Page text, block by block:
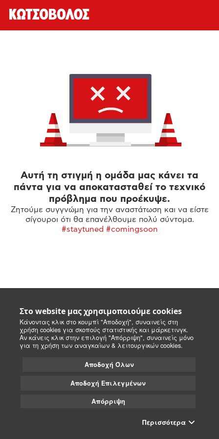
Στο website μας χρησιμοποιούμε cookies
Κάνοντας κλικ στο κουμπί "Αποδοχή", συναινείς στη
χρήση cookies για σκοπούς στατιστικής και μάρκετινγκ.
Αν κάνεις κλικ στην επιλογή "Απόρριψη", συναινείς μόνο
για τη χρήση των αναγκαίων & λειτουργικών cookies.
Αποδοχή Όλων
Αποδοχή Επιλεγμένων
Απόρριψη
Περισσότερα
Αυτή τη στιγμή η ομάδα μας κάνει τα
πάντα για να αποκατασταθεί το τεχνικό
πρόβλημα που προέκυψε.
Ζητούμε συγγνώμη για την αναστάτωση και να είστε
σίγουροι ότι θα επανέλθουμε πολύ σύντομα.
#staytuned #comingsoon